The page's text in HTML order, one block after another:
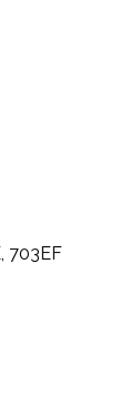
703EF